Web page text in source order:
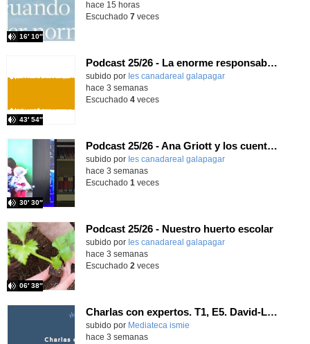
16′ 10″
hace 15 horas
Escuchado 7veces
Podcast 25/26 - La enorme responsabilidad de ser juez
subido por Ies canadareal galapagar
43′ 54″
-
hace 3 semanas
Escuchado 4veces
Podcast 25/26 - Ana Griott y los cuentos de las voces olvidadas
subido por Ies canadareal galapagar
30′ 30″
-
hace 3 semanas
Escuchado 1 veces
Podcast 25/26 - Nuestro huerto escolar
subido por Ies canadareal galapagar
06′ 38″
-
hace 3 semanas
Escuchado 2 veces
Charlas con expertos. T1, E5. David-Li Ilundáin Reviriego
subido por Mediateca ismie
hace 3 semanas